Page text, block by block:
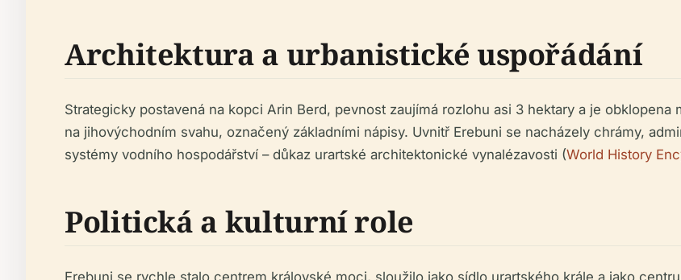
Architektura a urbanistické uspořádání
Strategicky postavená na kopci Arin Berd, pevnost zaujímá rozlohu asi 3 hektary a je
na jihovýchodním svahu, označený základními nápisy. Uvnitř Erebuni se nacházely chrámy,
systémy vodního hospodářství – důkaz urartské architektonické vynalézavosti (World History
Politická a kulturní role